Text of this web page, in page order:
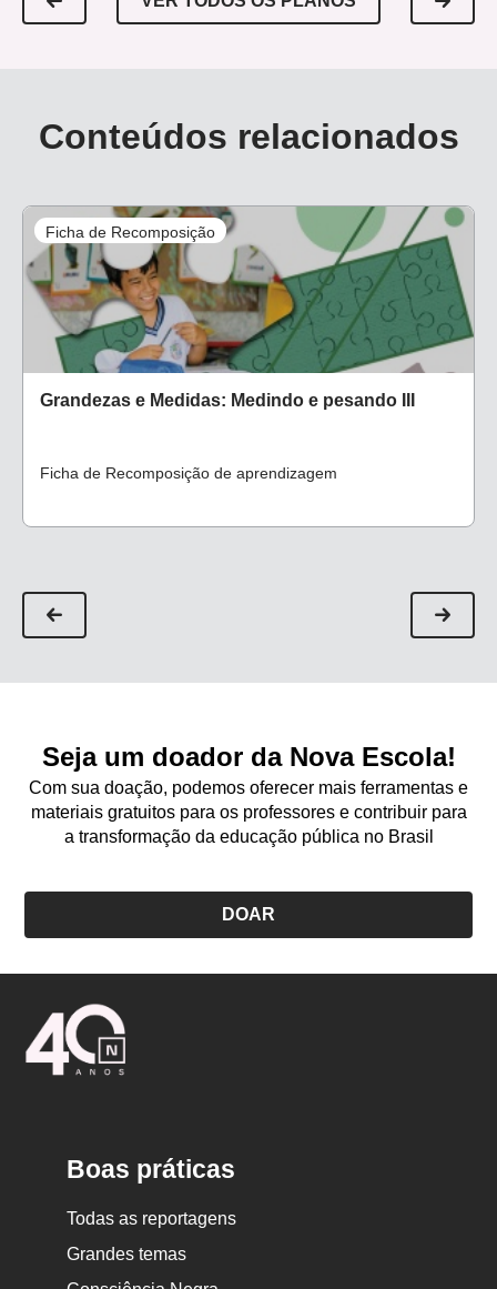
Conteúdos relacionados
Ficha de Recomposição
Grandezas e Medidas: Medindo e pesando III
Ficha de Recomposição de aprendizagem
Seja um doador da Nova Escola!
Com sua doação, podemos oferecer mais ferramentas e
materiais gratuitos para os professores e contribuir para
a transformação da educação pública no Brasil
DOAR
Boas práticas
Todas as reportagens
Grandes temas